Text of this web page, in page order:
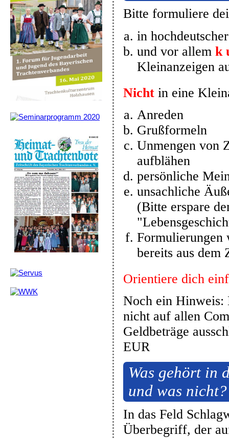
Bitte formuliere
in
und vor allem k
Kleinanzeigen
Nichtin eine
Anreden
Grußformeln
Unmengen von
aufblähen
persönliche
unsachliche
(Bitte erspare
bereits aus dem
Orientiere dich
Noch ein Hinweis:
nicht auf allen
Geldbeträge
EUR
Was gehört in
und was nicht?
In das Feld
Überbegriff, der